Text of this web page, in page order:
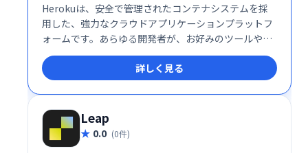
Herokuは、安全で管理されたコンテナシステムを採
用した、強力なクラウドアプリケーションプラットフ
ォームです。あらゆる開発者が、お好みのツールや言
語でアプリ開発・運用が可能。企業に必要な制御と信
頼性を確保しつつ、柔軟性と信頼性を提供します。堅
牢なエコシステムと統合データサービスにより、最新
アプリケーションの導入と保守を簡素化します。様々
な言語に対応し、スムーズな開発ワークフローを実現
します。
詳しく見る
Leap
0.0 (0件)